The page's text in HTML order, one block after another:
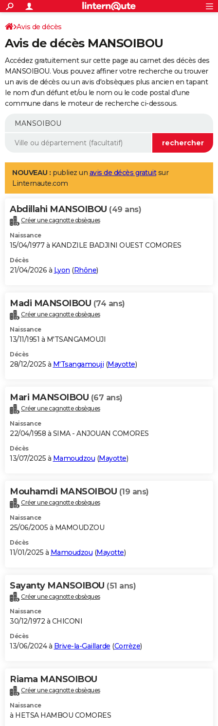
ACTUALITÉS
Politique
Société
Faits Divers
Education
Monde
Villes
+
SPORT
Coupe du monde 2026
Football
Tennis
Cyclisme
Rugby
Forum
Programme TV
TNT
Streaming
Cinéma
Sorties cinéma
Musique
+
FINANCE
Impôts
Immobilier
Risques naturels par ville
Banque
Assurance
Crédit
AUTO
Essais
Réserver un essai
Citadines
Berlines
SUV
Forum auto
+
Mobiles
Meilleur smartphone
Internet
Ordinateurs
Jeux vidéo
Guide high-tech
Aménagement intérieur
LIFESTYLE
Art de vivre
Bien-être
Loisirs
Mode
Modes de vie
Alimentation
Guide de la santé
Maladies
Médicaments
Sommeil
VOYAGE
Destinations
City break
Voyage nature
Voyage de noces
Forum
Climat
+PHOTO
GUIDES D'ACHAT
BONS PLANS
Carte de Noël
Carte Bonne année
Carte Saint-Valentin
Carte Pâques
Carte d'anniversaire
DICTIONNAIRE
Dictionnaire
Biographies
Citations
Expressions
Proverbes
PROGRAMME TV
S'inscrire
Se connecter
Lycées
Collèges
Primaires
Universités
Entreprises
Service militaire
Avis de recherche
AVIS DE DÉCÈS
Bricolage
Lifestyle
Culture
Sport
Auto
Television
Voyage
Cinema
Avis de décès
Avis de décès MANSOIBOU
Accédez gratuitement sur cette page au carnet des décès des
MANSOIBOU. Vous pouvez affiner votre recherche ou trouver
un avis de décès ou un avis d'obsèques plus ancien en tapant
le nom d'un défunt et/ou le nom ou le code postal d'une
commune dans le moteur de recherche ci-dessous.
NOUVEAU : publiez un avis de décès gratuitsur
Linternaute.com
Abdillahi MANSOIBOU (49 ans)
Créer une cagnotte obsèques
Naissance
15/04/1977 à KANDZILE BADJINI OUEST COMORES
Décès
21/04/2026 à Lyon (Rhône)
Madi MANSOIBOU (74 ans)
Créer une cagnotte obsèques
Naissance
13/11/1951 à M'TSANGAMOUJI
Décès
28/12/2025 à M'Tsangamouji (Mayotte)
Mari MANSOIBOU (67 ans)
Créer une cagnotte obsèques
Naissance
22/04/1958 à SIMA - ANJOUAN COMORES
Décès
13/07/2025 à Mamoudzou (Mayotte)
Mouhamdi MANSOIBOU (19 ans)
Créer une cagnotte obsèques
Naissance
25/06/2005 à MAMOUDZOU
Décès
11/01/2025 à Mamoudzou (Mayotte)
Sayanty MANSOIBOU (51 ans)
Créer une cagnotte obsèques
Naissance
30/12/1972 à CHICONI
Décès
13/06/2024 à Brive-la-Gaillarde (Corrèze)
Riama MANSOIBOU
Créer une cagnotte obsèques
Naissance
à HETSA HAMBOU COMORES